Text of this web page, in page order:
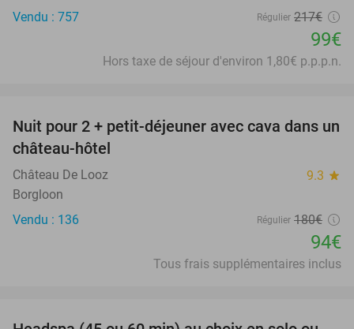
Vendu : 757
Régulier 217€
99€
Hors taxe de séjour d'environ 1,80€ p.p.p.n.
48%
Nuit pour 2 + petit-déjeuner avec cava dans un
château-hôtel
Château De Looz 9.3 star
Borgloon
Vendu : 136
Régulier 180€
94€
Tous frais supplémentaires inclus